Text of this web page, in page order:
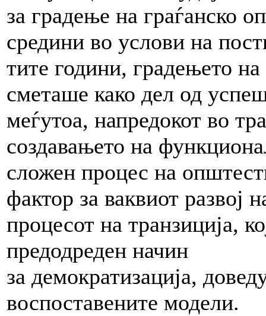
за градење на граѓанско
средини во услови на
тите години, градењето
сметаше како дел од
меѓутоа, напредокот во
создавањето на
сложен процес на
фактор за ваквиот развој
процесот на транзиција,
предодреден начин
за демократизација,
воспоставените модели.